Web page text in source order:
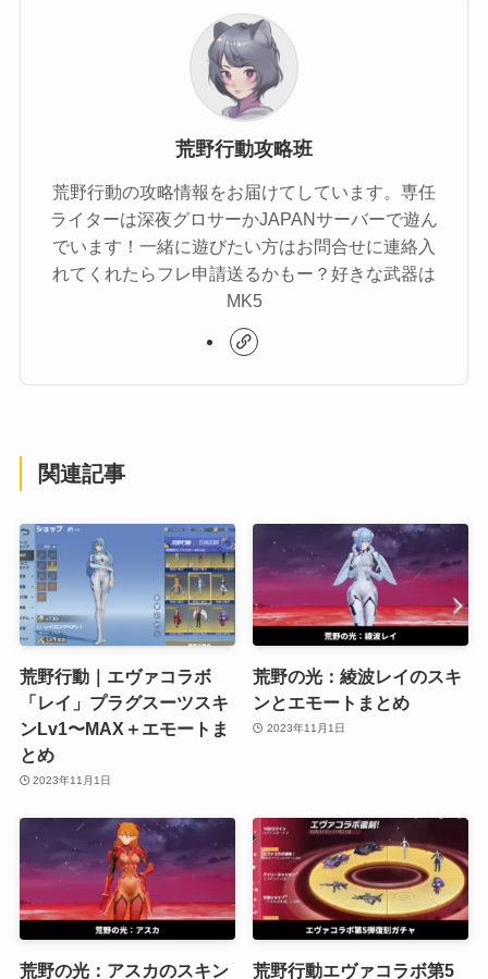
荒野行動攻略班
荒野行動の攻略情報をお届けてしています。専任
ライターは深夜グロサーかJAPANサーバーで遊ん
でいます！一緒に遊びたい方はお問合せに連絡入
れてくれたらフレ申請送るかもー？好きな武器は
MK5
関連記事
荒野行動｜エヴァコラボ
「レイ」プラグスーツスキ
ンLv1〜MAX＋エモートま
とめ
2023年11月1日
荒野の光：綾波レイのスキ
ンとエモートまとめ
2023年11月1日
荒野の光：アスカのスキン 荒野行動エヴァコラボ第5